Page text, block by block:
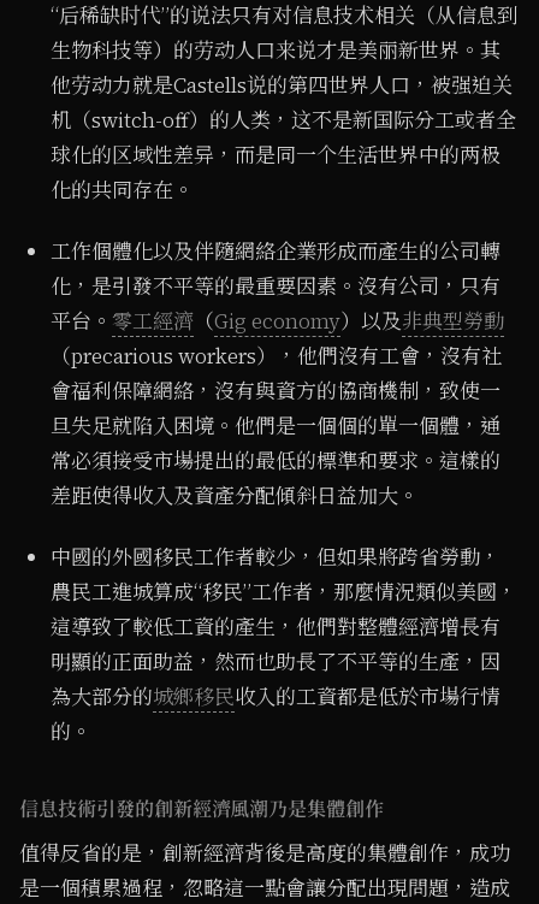
“后稀缺时代”的说法只有对信息技术相关（从信息到
生物科技等）的劳动人口来说才是美丽新世界。其
他劳动力就是Castells说的第四世界人口，被强迫关
机（switch-off）的人类，这不是新国际分工或者全
球化的区域性差异，而是同一个生活世界中的两极
化的共同存在。
工作個體化以及伴隨網絡企業形成而產生的公司轉
化，是引發不平等的最重要因素。沒有公司，只有
平台。 零工經濟（Gig economy）以及非典型勞動
（precarious workers），他們沒有工會，沒有社
會福利保障網絡，沒有與資方的協商機制，致使一
旦失足就陷入困境。他們是一個個的單一個體，通
常必須接受市場提出的最低的標準和要求。這樣的
差距使得收入及資產分配傾斜日益加大。
中國的外國移民工作者較少，但如果將跨省勞動，
農民工進城算成“移民”工作者，那麼情況類似美國，
這導致了較低工資的產生，他們對整體經濟增長有
明顯的正面助益，然而也助長了不平等的生產，因
為大部分的城鄉移民收入的工資都是低於市場行情
的。
信息技術引發的創新經濟風潮乃是集體創作
值得反省的是，創新經濟背後是高度的集體創作，成功
是一個積累過程，忽略這一點會讓分配出現問題，造成